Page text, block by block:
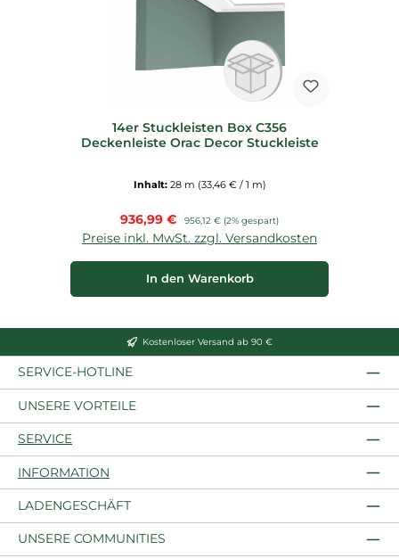
14er Stuckleisten Box C356
Deckenleiste Orac Decor Stuckleiste
Inhalt: 28 m (33,46 € / 1 m)
Verkaufspreis:
936,99 € Regulärer Preis:
956,12 € (2% gespart)
Preise inkl. MwSt. zzgl. Versandkosten
In den Warenkorb
Kostenloser Versand ab 90 €
SERVICE-HOTLINE
UNSERE VORTEILE
SERVICE
INFORMATION
LADENGESCHÄFT
UNSERE COMMUNITIES